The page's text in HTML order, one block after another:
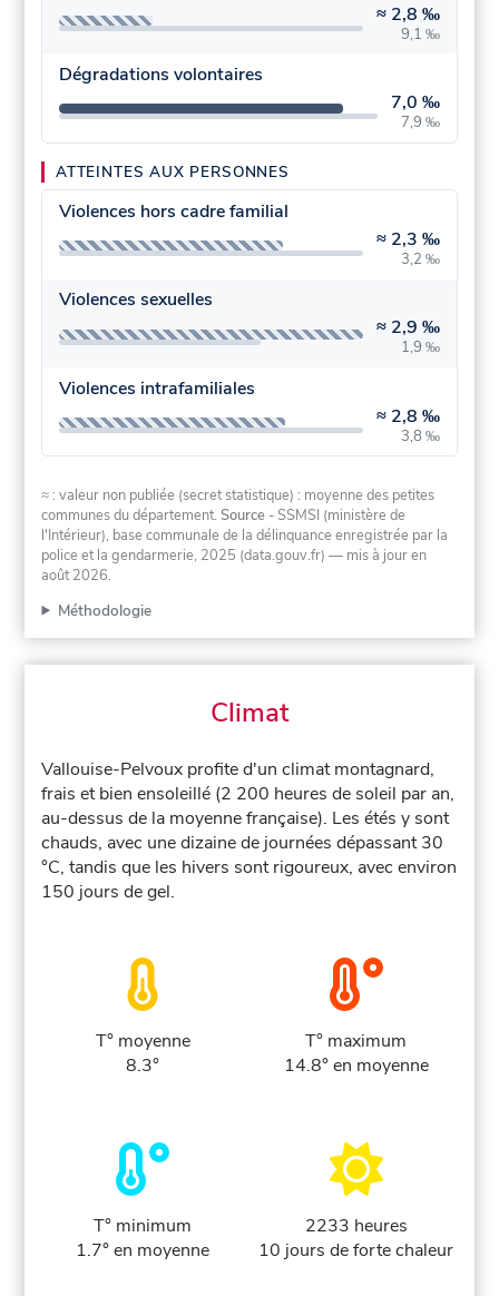
≈ 2,8 ‰
9,1 ‰
Dégradations volontaires
7,0 ‰
7,9 ‰
ATTEINTES AUX PERSONNES
Violences hors cadre familial
≈ 2,3 ‰
3,2 ‰
Violences sexuelles
≈ 2,9 ‰
1,9 ‰
Violences intrafamiliales
≈ 2,8 ‰
3,8 ‰
≈ : valeur non publiée (secret statistique) : moyenne des petites
communes du département.Source - SSMSI (ministère de
l'Intérieur), base communale de la délinquance enregistrée par la
police et la gendarmerie, 2025 (data.gouv.fr) — mis à jour en
août 2026.
Méthodologie
Climat
Vallouise-Pelvoux profite d'un climat montagnard,
frais et bien ensoleillé (2 200 heures de soleil par an,
au-dessus de la moyenne française). Les étés y sont
chauds, avec une dizaine de journées dépassant 30
°C, tandis que les hivers sont rigoureux, avec environ
150 jours de gel.
T° moyenne
8.3°
T° maximum
14.8° en moyenne
T° minimum
1.7° en moyenne
2233 heures
10 jours de forte chaleur